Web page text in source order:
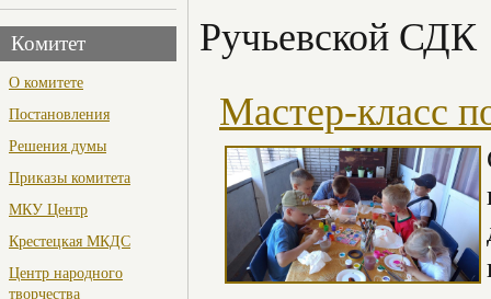
Комитет
О комитете
Постановления
Решения думы
Приказы комитета
МКУ Центр
Крестецкая МКДС
Центр народного
творчества
Ручьевской СДК
Мастер-класс